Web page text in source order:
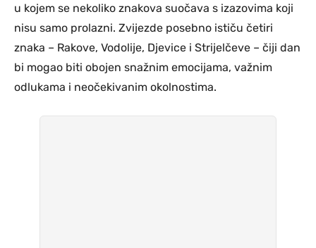
u kojem se nekoliko znakova suočava s izazovima koji
nisu samo prolazni. Zvijezde posebno ističu četiri
znaka – Rakove, Vodolije, Djevice i Strijelčeve – čiji dan
bi mogao biti obojen snažnim emocijama, važnim
odlukama i neočekivanim okolnostima.